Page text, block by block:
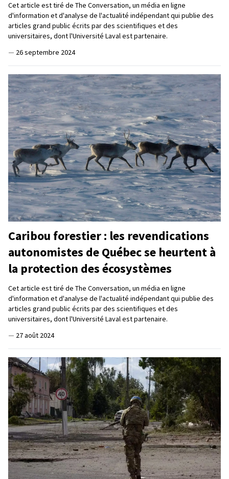
Cet article est tiré de The Conversation, un média en ligne
d'information et d'analyse de l'actualité indépendant qui publie des
articles grand public écrits par des scientifiques et des
universitaires, dont l'Université Laval est partenaire.
— 26 septembre 2024
Caribou forestier : les revendications
autonomistes de Québec se heurtent à
la protection des écosystèmes
Cet article est tiré de The Conversation, un média en ligne
d'information et d'analyse de l'actualité indépendant qui publie des
articles grand public écrits par des scientifiques et des
universitaires, dont l'Université Laval est partenaire.
— 27 août 2024